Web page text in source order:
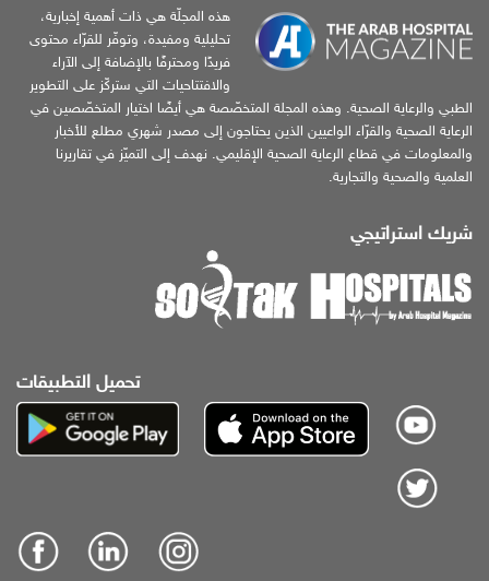
هذه المجلّة هي ذات أهمية إخبارية،
تحليلية ومفيدة، وتوفّر للقرّاء محتوى
فريدًا ومحترفًا بالإضافة إلى الآراء
والافتتاحيات التي ستركّز على التطوير
الطبي والرعاية الصحية. وهذه المجلة المتخصّصة هي أيضًا اختيار المتخصّصين في
الرعاية الصحية والقرّاء الواعيين الذين يحتاجون إلى مصدر شهري مطلع للأخبار
والمعلومات في قطاع الرعاية الصحية الإقليمي. نهدف إلى التميّز في تقاريرنا
العلمية والصحية والتجارية.
شريك استراتيجي
تحميل التطبيقات